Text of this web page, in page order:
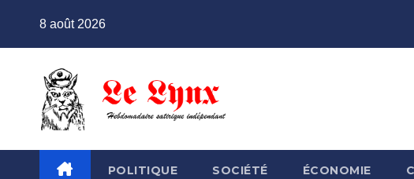
8 août 2026
POLITIQUE SOCIÉTÉ ÉCONOMIE